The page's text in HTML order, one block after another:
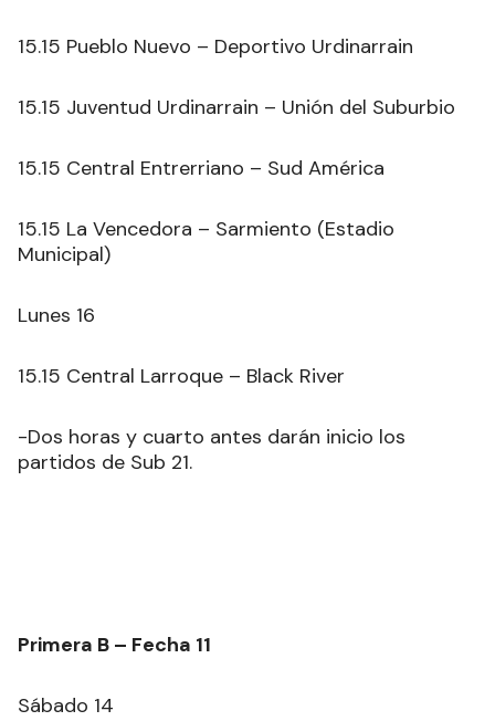
15.15 Pueblo Nuevo – Deportivo Urdinarrain
15.15 Juventud Urdinarrain – Unión del Suburbio
15.15 Central Entrerriano – Sud América
15.15 La Vencedora – Sarmiento (Estadio
Municipal)
Lunes 16
15.15 Central Larroque – Black River
-Dos horas y cuarto antes darán inicio los
partidos de Sub 21.
Primera B – Fecha 11
Sábado 14